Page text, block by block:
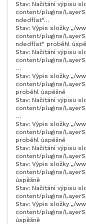
Stav: Načítání výpisu
content/plugins/
ndedflat“…
Stav: Výpis složky „/
content/plugins/
ndedflat“ proběhl
Stav: Načítání výpisu
content/plugins/
…
Stav: Výpis složky „/
content/plugins/
proběhl úspěšně
Stav: Načítání výpisu
content/plugins/
…
Stav: Výpis složky „/
content/plugins/
proběhl úspěšně
Stav: Načítání výpisu
content/plugins/
Stav: Výpis složky „/
content/plugins/
úspěšně
Stav: Načítání výpisu
content/plugins/
Stav: Výpis složky „/
content/plugins/
úspěšně